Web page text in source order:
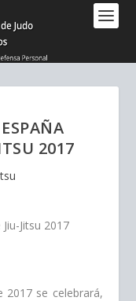
2017
se celebrará,